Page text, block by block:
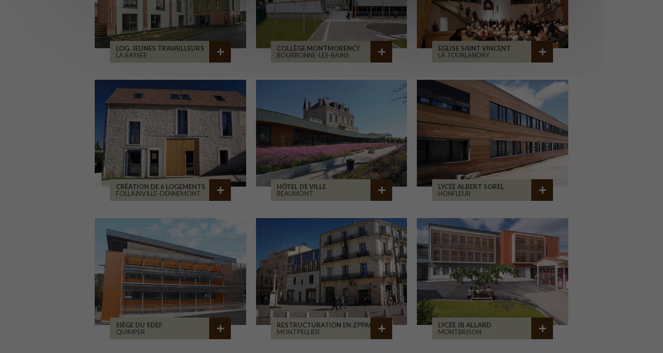
LOG. JEUNES TRAVAILLEURS
LA BASSEE
COLLÈGE MONTMORENCY
BOURBONNE-LES-BAINS
EGLISE SAINT VINCENT
LA TOURLANDRY
CRÉATION DE 6 LOGEMENTS
FOLLAINVILLE-DENNEMONT
HÔTEL DE VILLE
BEAUMONT
LYCÉE ALBERT SOREL
HONFLEUR
SIÈGE DU SDEF
QUIMPER
RESTRUCTURATION EN ZPPAUP
MONTPELLIER
LYCÉE JB ALLARD
MONTBRISON